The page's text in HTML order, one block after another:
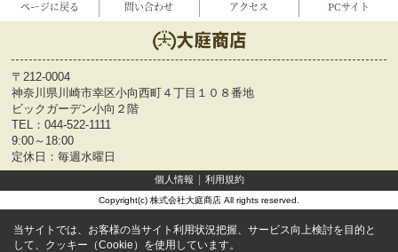
ページに戻る 問い合わせ アクセス PCサイト
〒212-0004
神奈川県川崎市幸区小向西町４丁目１０８番地
ビックガーデン小向２階
TEL： 044-522-1111
9:00～18:00
定休日：毎週水曜日
個人情報 利用規約
Copyright(c) 株式会社大庭商店 All rights reserved.
当サイトでは、お客様の当サイト利用状況把握、サービス向上検討を目的と
して、クッキー（Cookie）を使用しています。